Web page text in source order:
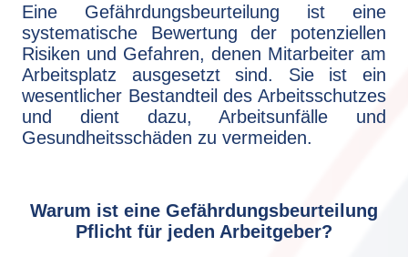
Eine Gefährdungsbeurteilung ist eine
systematische Bewertung der potenziellen
Risiken und Gefahren, denen Mitarbeiter am
Arbeitsplatz ausgesetzt sind. Sie ist ein
wesentlicher Bestandteil des Arbeitsschutzes
und dient dazu, Arbeitsunfälle und
Gesundheitsschäden zu vermeiden.
Warum ist eine Gefährdungsbeurteilung
Pflicht für jeden Arbeitgeber?